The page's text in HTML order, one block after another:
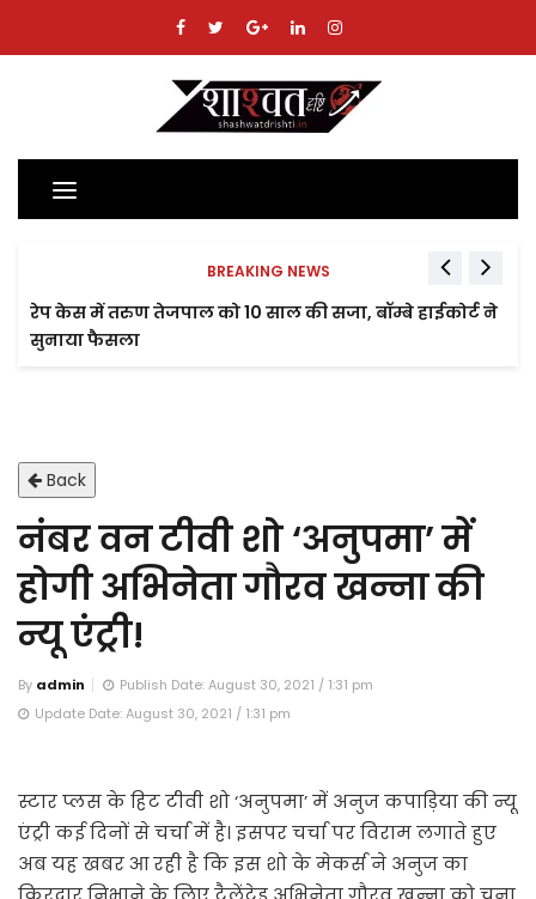
Toggle
navigation
BREAKING NEWS
रेप केस में तरुण तेजपाल को 10 साल की सजा, बॉम्बे हाईकोर्ट ने
सुनाया फैसला
Back
नंबर वन टीवी शो ‘अनुपमा’ में
होगी अभिनेता गौरव खन्ना की
न्यू एंट्री!
By admin
Publish Date: August 30, 2021 / 1:31 pm
Update Date: August 30, 2021 / 1:31 pm
स्टार प्लस के हिट टीवी शो ‘अनुपमा’ में अनुज कपाड़िया की न्यू
एंट्री कई दिनों से चर्चा में है। इसपर चर्चा पर विराम लगाते हुए
अब यह खबर आ रही है कि इस शो के मेकर्स ने अनुज का